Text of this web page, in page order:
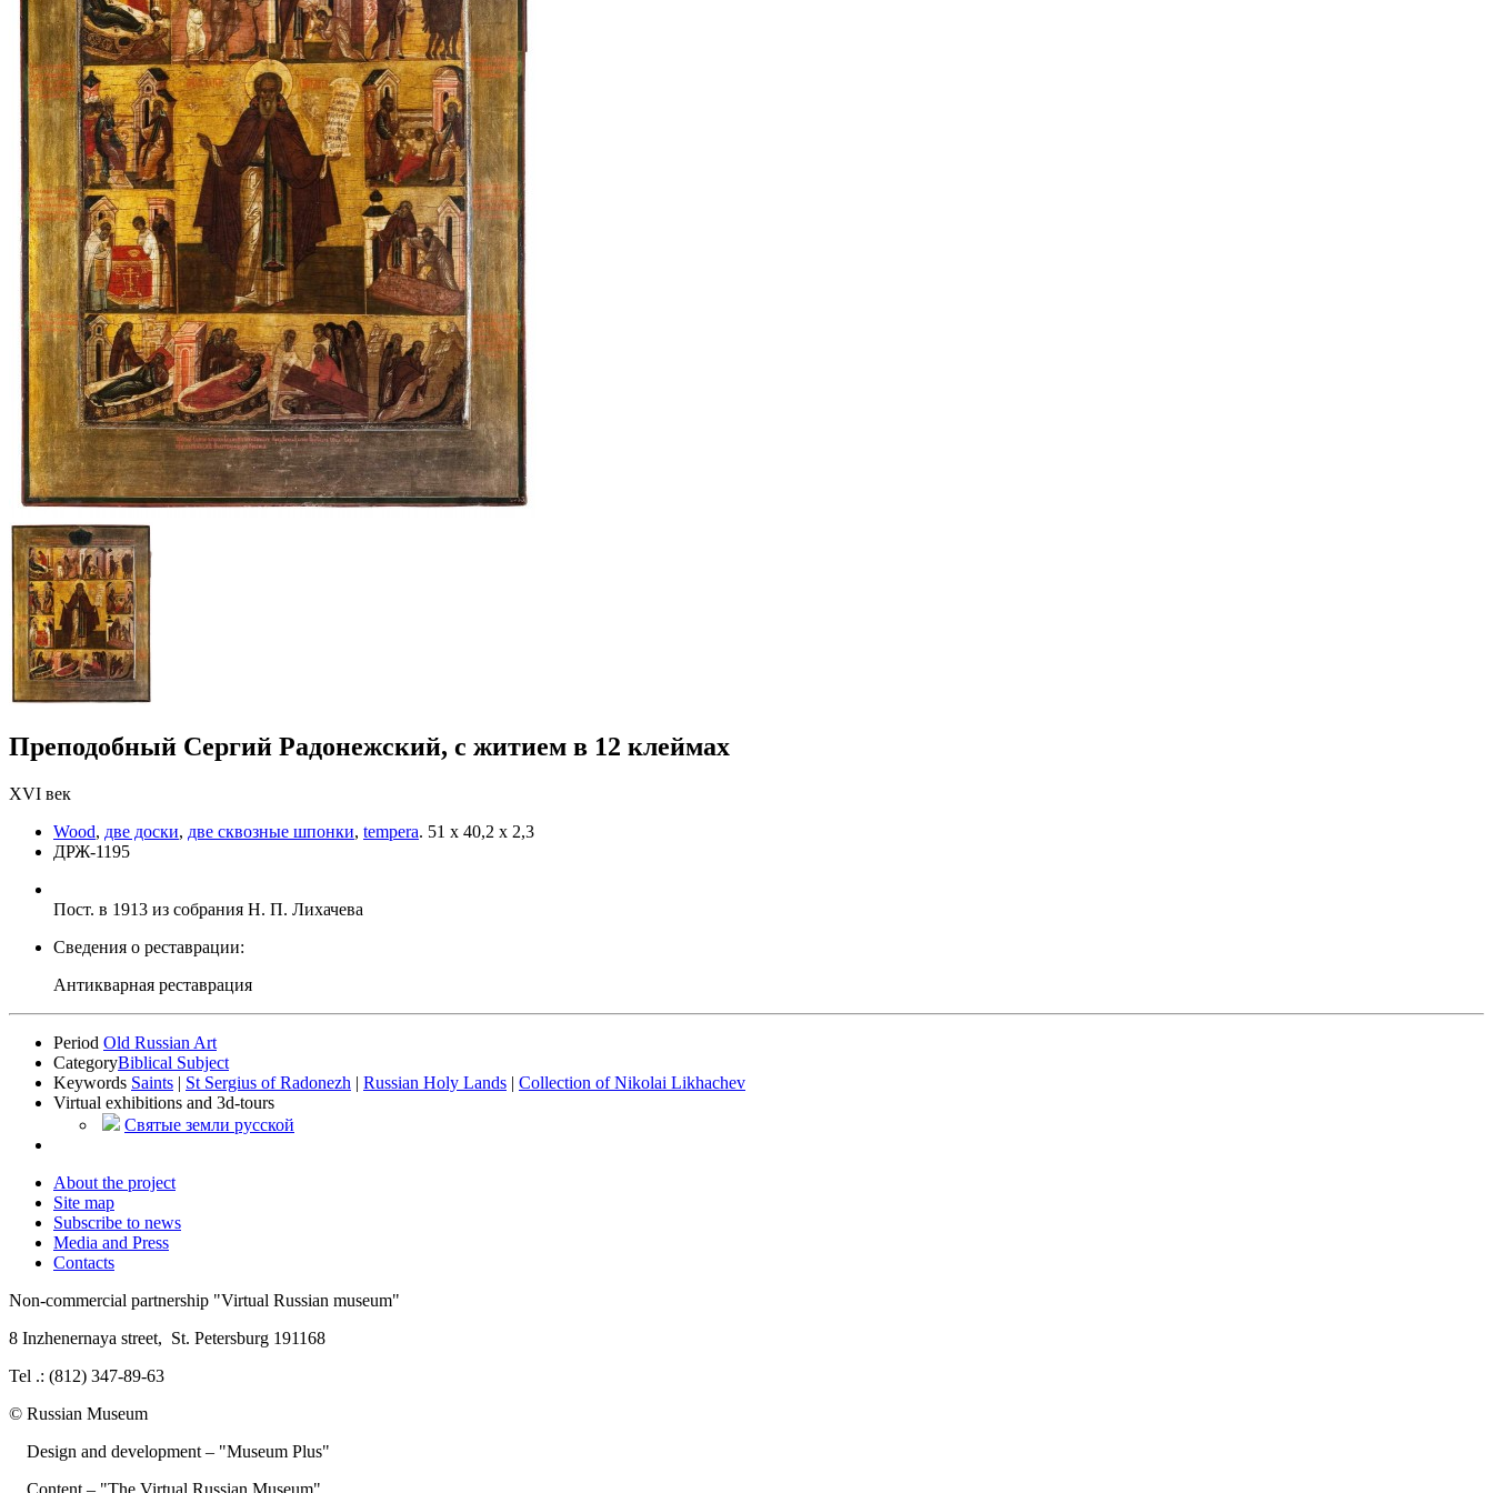
Преподобный Сергий Радонежский, с житием в 12 клеймах
XVI век
Wood, две доски, две сквозные шпонки, tempera. 51 х 40,2 х 2,3
ДРЖ-1195
Пост. в 1913 из собрания Н. П. Лихачева
Сведения о реставрации:
Антикварная реставрация
Period Old Russian Art
CategoryBiblical Subject
Keywords Saints | St Sergius of Radonezh | Russian Holy Lands | Collection of Nikolai Likhachev
Virtual exhibitions and 3d-tours
Святые земли русской
About the project
Site map
Subscribe to news
Media and Press
Contacts
Non-commercial partnership "Virtual Russian museum"
8 Inzhenernaya street, St. Petersburg 191168
Tel .: (812) 347-89-63
© Russian Museum
Design and development – "Museum Plus"
Content – "The Virtual Russian Museum"